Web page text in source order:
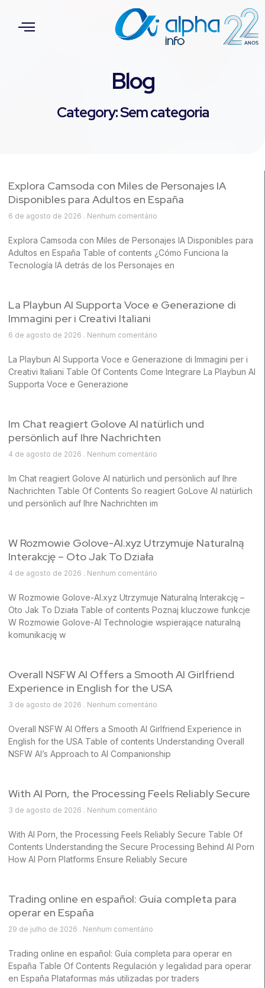
Blog
Category: Sem categoria
Explora Camsoda con Miles de Personajes IA
Disponibles para Adultos en España
6 de agosto de 2026 Nenhum comentário
Explora Camsoda con Miles de Personajes IA Disponibles para
Adultos en España Table of contents ¿Cómo Funciona la
Tecnología IA detrás de los Personajes en
La Playbun AI Supporta Voce e Generazione di
Immagini per i Creativi Italiani
6 de agosto de 2026 Nenhum comentário
La Playbun AI Supporta Voce e Generazione di Immagini per i
Creativi Italiani Table Of Contents Come Integrare La Playbun AI
Supporta Voce e Generazione
Im Chat reagiert Golove AI natürlich und
persönlich auf Ihre Nachrichten
4 de agosto de 2026 Nenhum comentário
Im Chat reagiert Golove AI natürlich und persönlich auf Ihre
Nachrichten Table Of Contents So reagiert GoLove AI natürlich
und persönlich auf Ihre Nachrichten im
W Rozmowie Golove-AI.xyz Utrzymuje Naturalną
Interakcję – Oto Jak To Działa
4 de agosto de 2026 Nenhum comentário
W Rozmowie Golove-AI.xyz Utrzymuje Naturalną Interakcję –
Oto Jak To Działa Table of contents Poznaj kluczowe funkcje
W Rozmowie Golove-AI Technologie wspierające naturalną
komunikację w
Overall NSFW AI Offers a Smooth AI Girlfriend
Experience in English for the USA
3 de agosto de 2026 Nenhum comentário
Overall NSFW AI Offers a Smooth AI Girlfriend Experience in
English for the USA Table of contents Understanding Overall
NSFW AI’s Approach to AI Companionship
With AI Porn, the Processing Feels Reliably Secure
3 de agosto de 2026 Nenhum comentário
With AI Porn, the Processing Feels Reliably Secure Table Of
Contents Understanding the Secure Processing Behind AI Porn
How AI Porn Platforms Ensure Reliably Secure
Trading online en español: Guía completa para
operar en España
29 de julho de 2026 Nenhum comentário
Trading online en español: Guía completa para operar en
España Table Of Contents Regulación y legalidad para operar
en España Plataformas más utilizadas por traders